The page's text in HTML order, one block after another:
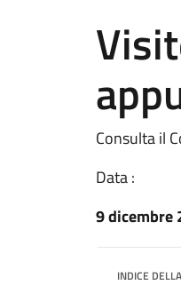
Consulta il
Data :
9 dicembre
INDICE